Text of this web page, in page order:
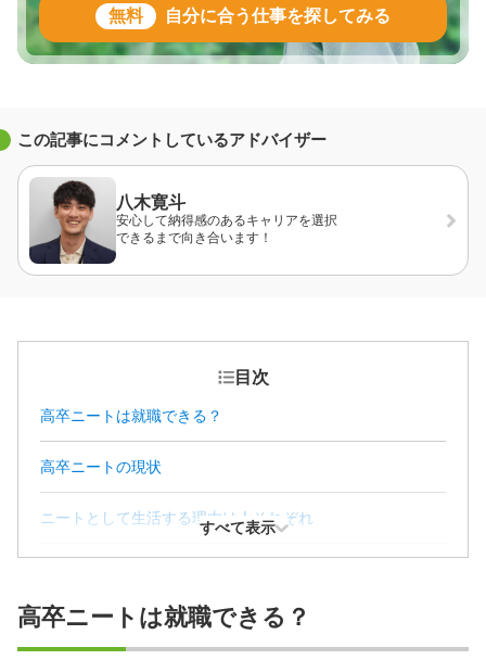
無料 自分に合う仕事を探してみる
この記事にコメントしているアドバイザー
八木寛斗
安心して納得感のあるキャリアを選択
できるまで向き合います！
目次
高卒ニートは就職できる？
高卒ニートの現状
ニートとして生活する理由は人それぞれ
高卒ニートの就職が不利と言われる理由
すべて表示
高卒ニートは就職できる？